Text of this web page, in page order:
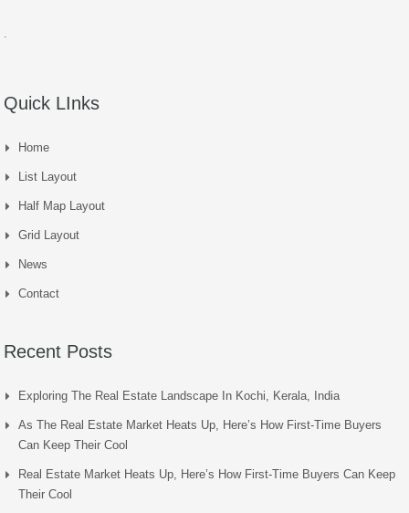
.
Quick LInks
Home
List Layout
Half Map Layout
Grid Layout
News
Contact
Recent Posts
Exploring The Real Estate Landscape In Kochi, Kerala, India
As The Real Estate Market Heats Up, Here’s How First-Time Buyers
Can Keep Their Cool
Real Estate Market Heats Up, Here’s How First-Time Buyers Can Keep
Their Cool